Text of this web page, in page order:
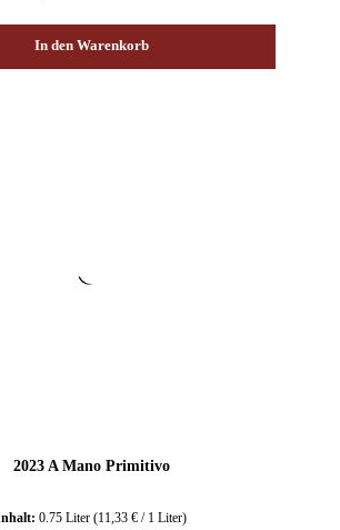
In den Warenkorb
2023 A Mano Primitivo
0.75 Liter (11,33 € / 1 Liter)